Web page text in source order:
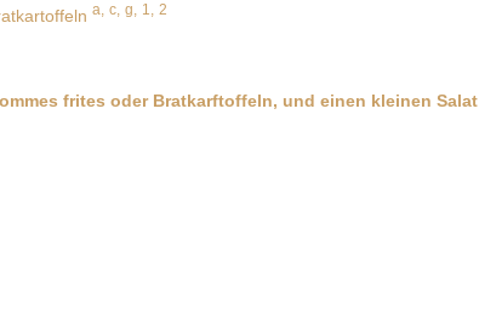
a, c, g, 1, 2
frites oder Bratkarftoffeln, und einen kleinen Salat